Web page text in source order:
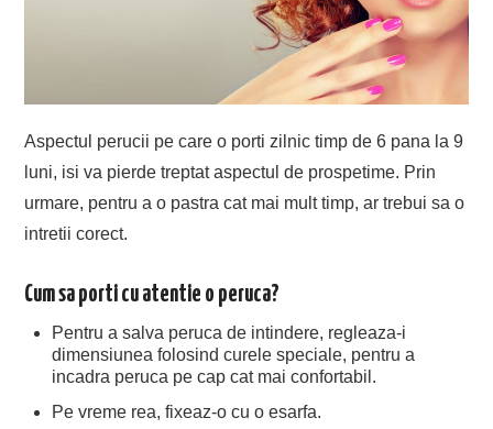
Aspectul perucii pe care o porti zilnic timp de 6 pana la 9
luni, isi va pierde treptat aspectul de prospetime. Prin
urmare, pentru a o pastra cat mai mult timp, ar trebui sa o
intretii corect.
Cum sa porti cu atentie o peruca?
Pentru a salva peruca de intindere, regleaza-i
dimensiunea folosind curele speciale, pentru a
incadra peruca pe cap cat mai confortabil.
Pe vreme rea, fixeaz-o cu o esarfa.